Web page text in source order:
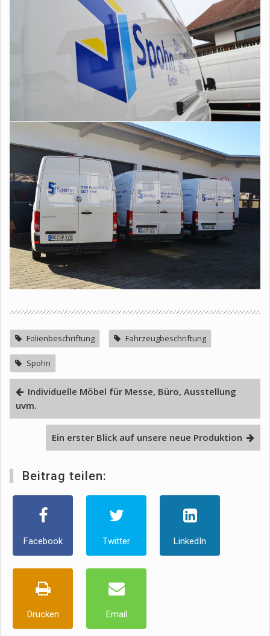
Folienbeschriftung Fahrzeugbeschriftung
Spohn
Individuelle Möbel für Messe, Büro, Ausstellung
uvm.
Ein erster Blick auf unsere neue Produktion
Beitrag teilen:
Facebook Twitter LinkedIn
Drucken Email